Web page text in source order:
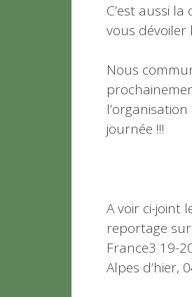
C’est aussi
vous
Nous
journée !!!
A voir ci-joint
reportage sur
France3 19-
Alpes d’hier,